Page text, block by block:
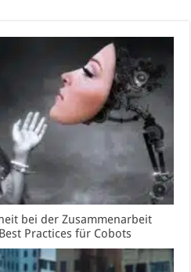
bei der Zusammenarbeit
Practices für Cobots